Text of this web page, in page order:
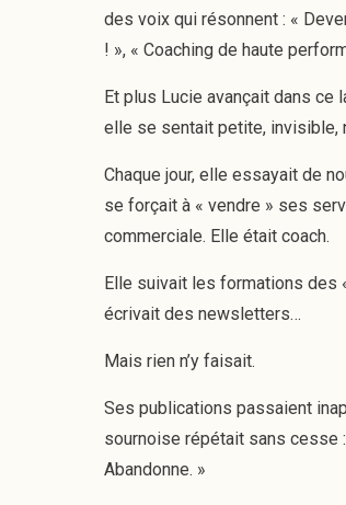
des voix qui résonnent : «
! », « Coaching de haute
Et plus Lucie avançait dans ce
elle se sentait petite, invisible,
Chaque jour, elle essayait de
se forçait à « vendre » ses
commerciale. Elle était coach.
Elle suivait les formations des
écrivait des newsletters…
Mais rien n’y faisait.
Ses publications passaient
sournoise répétait sans cesse
Abandonne. »